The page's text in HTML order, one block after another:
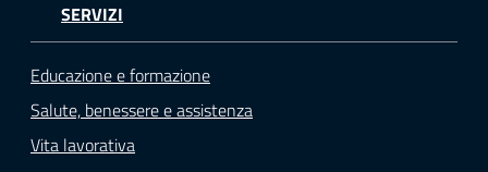
n
n
e
SERVIZI
Educazione e formazione
Salute, benessere e assistenza
Vita lavorativa